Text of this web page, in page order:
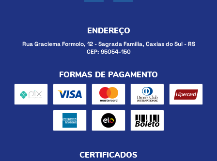
ENDEREÇO
Rua Graciema Formolo, 12-Sagrada Família, Caxias do Sul-RS
CEP: 95054-150
FORMAS DE PAGAMENTO
CERTIFICADOS